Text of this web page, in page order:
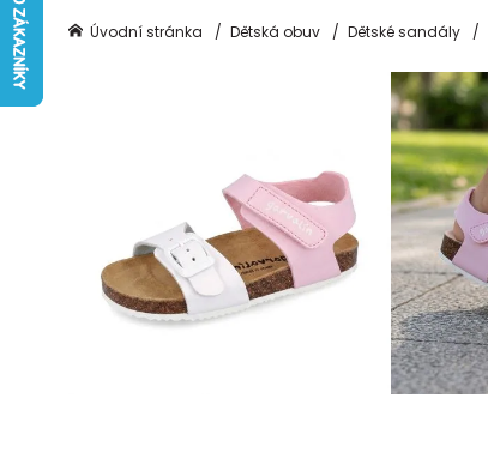
Úvodní stránka Dětská obuv Dětské sandály